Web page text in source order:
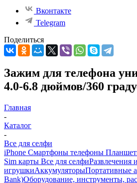
Вконтакте
Telegram
Поделиться
Зажим для телефона
4.0-6.8 дюймов/360
Главная
-
Каталог
-
Все для селфи
iPhone Смартфоны телефоны
Sim карты Все для селфиРазвлечения и
игрушкиАккумуляторыПортативные
Bank)Оборудование, инструменты,